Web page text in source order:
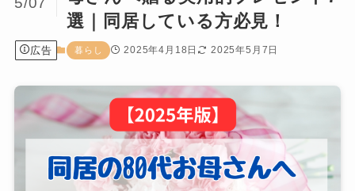
選｜同居している方必見！
広告 暮らし 2025年4月18日 2025年5月7日